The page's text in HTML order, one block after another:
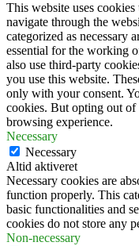
This website uses
navigate through the
categorized as necessary
essential for the working
also use third-party
you use this website.
only with your consent.
cookies. But opting out of
browsing experience.
Necessary
Necessary
Altid aktiveret
Necessary cookies are
function properly. This
basic functionalities and
cookies do not store any
Non-necessary